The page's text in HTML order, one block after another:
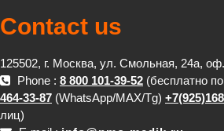
Contact us
125502, г. Москва, ул. Смольная, 24а,
Phone : 8 800 101-39-52 (бесплатно
464-33-87 (WhatsApp/MAX/Tg)
лиц)